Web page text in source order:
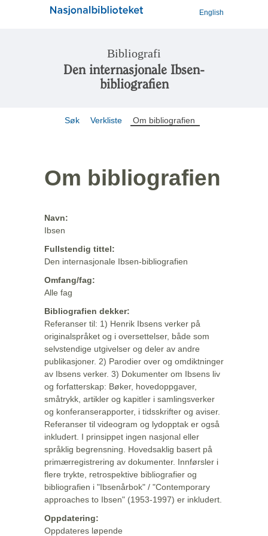
English
Bibliografi
Den internasjonale Ibsen-
bibliografien
Søk Verkliste Om bibliografien
Om bibliografien
Navn:
Ibsen
Fullstendig tittel:
Den internasjonale Ibsen-bibliografien
Omfang/fag:
Alle fag
Bibliografien dekker:
Referanser til: 1) Henrik Ibsens verker på
originalspråket og i oversettelser, både som
selvstendige utgivelser og deler av andre
publikasjoner. 2) Parodier over og omdiktninger
av Ibsens verker. 3) Dokumenter om Ibsens liv
og forfatterskap: Bøker, hovedoppgaver,
småtrykk, artikler og kapitler i samlingsverker
og konferanserapporter, i tidsskrifter og aviser.
Referanser til videogram og lydopptak er også
inkludert. I prinsippet ingen nasjonal eller
språklig begrensning. Hovedsaklig basert på
primærregistrering av dokumenter. Innførsler i
flere trykte, retrospektive bibliografier og
bibliografien i "Ibsenårbok" / "Contemporary
approaches to Ibsen" (1953-1997) er inkludert.
Oppdatering:
Oppdateres løpende